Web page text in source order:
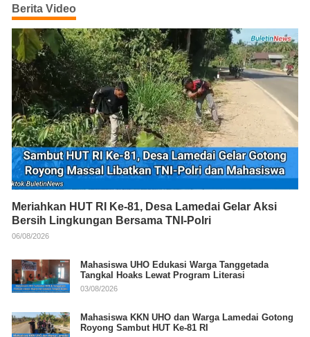
Berita Video
Meriahkan HUT RI Ke-81, Desa Lamedai Gelar Aksi
Bersih Lingkungan Bersama TNI-Polri
06/08/2026
Mahasiswa UHO Edukasi Warga Tanggetada
Tangkal Hoaks Lewat Program Literasi
03/08/2026
Mahasiswa KKN UHO dan Warga Lamedai Gotong
Royong Sambut HUT Ke-81 RI